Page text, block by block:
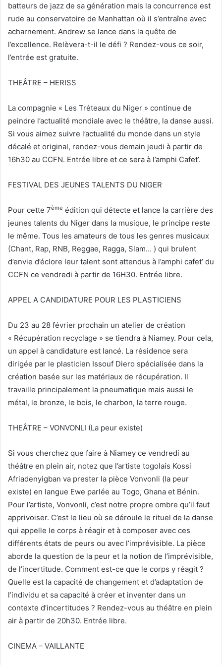
batteurs de jazz de sa génération mais la concurrence est
rude au conservatoire de Manhattan où il s’entraîne avec
acharnement. Andrew se lance dans la quête de
l’excellence. Relèvera-t-il le défi ? Rendez-vous ce soir,
l’entrée est gratuite.
THEÂTRE – HERISS
La compagnie « Les Tréteaux du Niger » continue de
peindre l’actualité mondiale avec le théâtre, la danse aussi.
Si vous aimez suivre l’actualité du monde dans un style
décalé et original, rendez-vous demain jeudi à partir de
16h30 au CCFN. Entrée libre et ce sera à l’amphi Cafet’.
FESTIVAL DES JEUNES TALENTS DU NIGER
Pour cette 7ème édition qui détecte et lance la carrière des
jeunes talents du Niger dans la musique, le principe reste
le même. Tous les amateurs de tous les genres musicaux
(Chant, Rap, RNB, Reggae, Ragga, Slam… ) qui brulent
d’envie d’éclore leur talent sont attendus à l’amphi cafet’ du
CCFN ce vendredi à partir de 16H30. Entrée libre.
APPEL A CANDIDATURE POUR LES PLASTICIENS
Du 23 au 28 février prochain un atelier de création
« Récupération recyclage » se tiendra à Niamey. Pour cela,
un appel à candidature est lancé. La résidence sera
dirigée par le plasticien Issouf Diero spécialisée dans la
création basée sur les matériaux de récupération. Il
travaille principalement la pneumatique mais aussi le
métal, le bronze, le bois, le charbon, la terre rouge.
THEÂTRE – VONVONLI (La peur existe)
Si vous cherchez que faire à Niamey ce vendredi au
théâtre en plein air, notez que l’artiste togolais Kossi
Afriadenyigban va prester la pièce Vonvonli (la peur
existe) en langue Ewe parlée au Togo, Ghana et Bénin.
Pour l’artiste, Vonvonli, c’est notre propre ombre qu’il faut
apprivoiser. C’est le lieu où se déroule le rituel de la danse
qui appelle le corps à réagir et à composer avec ces
différents états de peurs ou avec l’imprévisible. La pièce
aborde la question de la peur et la notion de l’imprévisible,
de l’incertitude. Comment est-ce que le corps y réagit ?
Quelle est la capacité de changement et d’adaptation de
l’individu et sa capacité à créer et inventer dans un
contexte d’incertitudes ? Rendez-vous au théâtre en plein
air à partir de 20h30. Entrée libre.
CINEMA – VAILLANTE